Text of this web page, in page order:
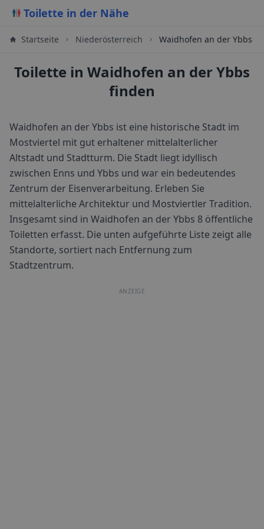
Toilette in der Nähe
Startseite Niederösterreich Waidhofen an der Ybbs
Toilette in Waidhofen an der Ybbs
finden
Waidhofen an der Ybbs ist eine historische Stadt im
Mostviertel mit gut erhaltener mittelalterlicher
Altstadt und Stadtturm. Die Stadt liegt idyllisch
zwischen Enns und Ybbs und war ein bedeutendes
Zentrum der Eisenverarbeitung. Erleben Sie
mittelalterliche Architektur und Mostviertler Tradition.
Insgesamt sind in Waidhofen an der Ybbs 8 öffentliche
Toiletten erfasst. Die unten aufgeführte Liste zeigt alle
Standorte, sortiert nach Entfernung zum
Stadtzentrum.
ANZEIGE